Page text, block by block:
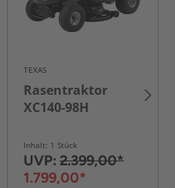
TEXAS
Rasentraktor
XC140-98H
Inhalt: 1 Stück
UVP: 2.399,00*
1.799,00*